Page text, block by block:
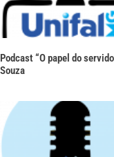
Podcast “O papel do
Souza